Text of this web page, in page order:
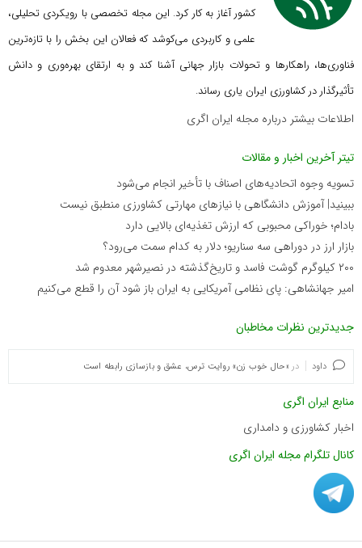
کشور آغاز به کار کرد. این مجله تخصصی با رویکردی تحلیلی،
علمی و کاربردی می‌کوشد که فعالان این بخش را با تازه‌ترین
فناوری‌ها، راهکارها و تحولات بازار جهانی آشنا کند و به ارتقای بهره‌وری و دانش
تأثیرگذار در کشاورزی ایران یاری رساند.
اطلاعات بیشتر درباره مجله ایران اگری
تیتر آخرین اخبار و مقالات
تسویه وجوه اتحادیه‌های اصناف با تأخیر انجام می‌شود
ببینید| آموزش دانشگاهی با نیازهای مهارتی کشاورزی منطبق نیست
بادام؛ خوراکی محبوبی که ارزش تغذیه‌ای بالایی دارد
بازار ارز در دوراهی سه سناریو؛ دلار به کدام سمت می‌رود؟
۲۰۰ کیلوگرم گوشت فاسد و تاریخ‌گذشته در نصیرشهر معدوم شد
امیر جهانشاهی: پای نظامی آمریکایی به ایران باز شود آن را قطع می‌کنیم
جدیدترین نظرات مخاطبان
داود در «حال خوب زن» روایت ترس، عشق و بازسازی رابطه است
منابع ایران اگری
اخبار کشاورزی و دامداری
کانال تلگرام مجله ایران اگری